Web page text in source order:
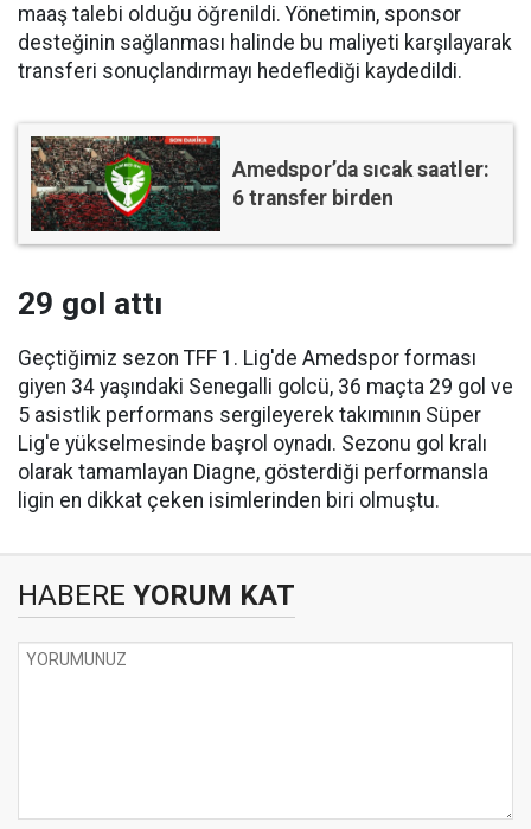
maaş talebi olduğu öğrenildi. Yönetimin, sponsor
desteğinin sağlanması halinde bu maliyeti karşılayarak
transferi sonuçlandırmayı hedeflediği kaydedildi.
Amedspor’da sıcak saatler:
6 transfer birden
29 gol attı
Geçtiğimiz sezon TFF 1. Lig'de Amedspor forması
giyen 34 yaşındaki Senegalli golcü, 36 maçta 29 gol ve
5 asistlik performans sergileyerek takımının Süper
Lig'e yükselmesinde başrol oynadı. Sezonu gol kralı
olarak tamamlayan Diagne, gösterdiği performansla
ligin en dikkat çeken isimlerinden biri olmuştu.
HABERE YORUM KAT